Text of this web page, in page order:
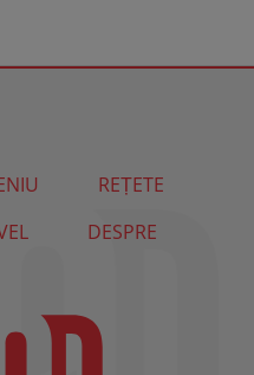
REȚETE
DESPRE